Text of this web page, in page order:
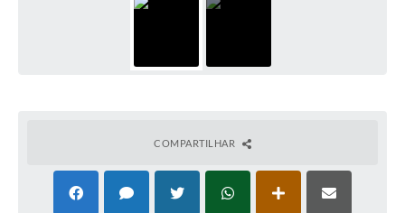
COMPARTILHAR